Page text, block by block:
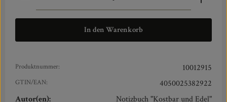
In den Warenkorb
Produktnummer: 10012915
GTIN/EAN:
4050025382922
Autor(en):
Notizbuch "Kostbar und Edel"